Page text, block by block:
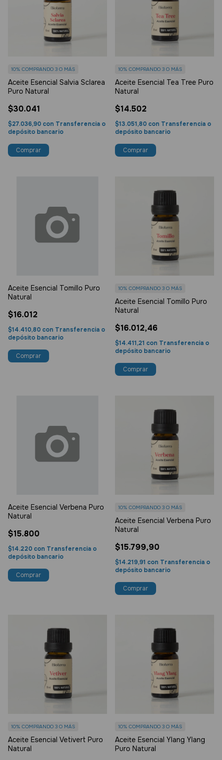
Aceite Esencial Salvia Sclarea
Puro Natural
$30.041
10% COMPRANDO 3 O MÁS
$27.036,90 con Transferencia o
depósito bancario
Aceite Esencial Tea Tree Puro
Natural
$14.502
10% COMPRANDO 3 O MÁS
$13.051,80 con Transferencia o
depósito bancario
Aceite Esencial Tomillo Puro
Natural
$16.012
$14.410,80 con Transferencia o
depósito bancario
Aceite Esencial Tomillo Puro
Natural
$16.012,46
10% COMPRANDO 3 O MÁS
$14.411,21 con Transferencia o
depósito bancario
Aceite Esencial Verbena Puro
Natural
$15.800
$14.220 con Transferencia o
depósito bancario
Aceite Esencial Verbena Puro
Natural
$15.799,90
10% COMPRANDO 3 O MÁS
$14.219,91 con Transferencia o
depósito bancario
Aceite Esencial Vetivert Puro
Natural
10% COMPRANDO 3 O MÁS
Aceite Esencial Ylang Ylang
Puro Natural
10% COMPRANDO 3 O MÁS